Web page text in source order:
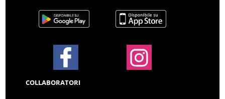
COLLABORATORI